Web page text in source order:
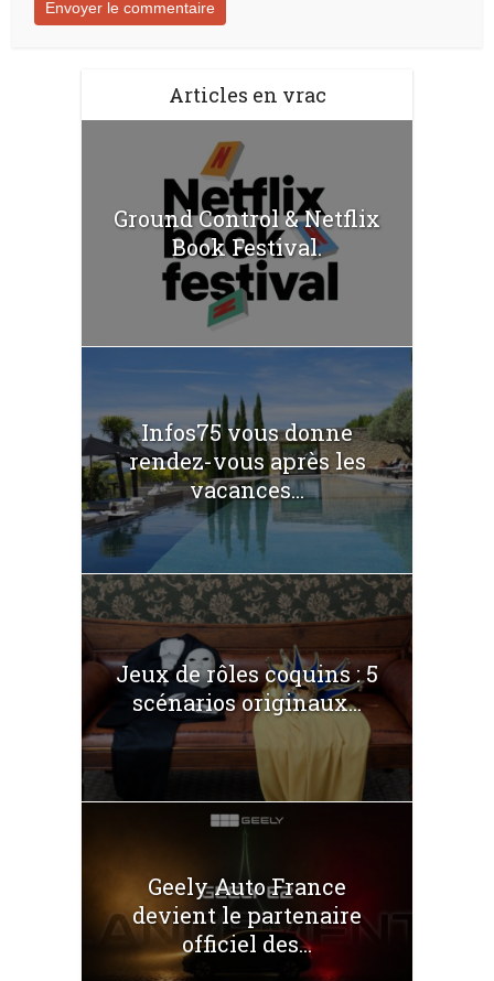
Articles en vrac
Ground Control & Netflix
Book Festival.
Infos75 vous donne
rendez-vous après les
vacances...
Jeux de rôles coquins : 5
scénarios originaux...
Geely Auto France
devient le partenaire
officiel des...